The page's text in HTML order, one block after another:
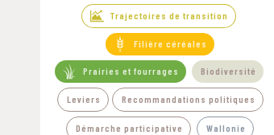
Trajectoires de transition
Filière céréales
Prairies et fourrages Biodiversité
Leviers Recommandations politiques
Démarche participative Wallonie